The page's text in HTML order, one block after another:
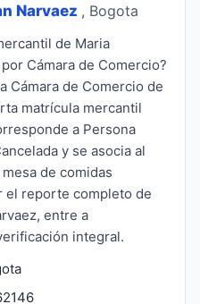
Narvaez , Bogota
de Maria
Cámara de Comercio?
Cámara de Comercio de
matrícula mercantil
a Persona
y se asocia al
de comidas
el reporte completo de
entre a
integral.